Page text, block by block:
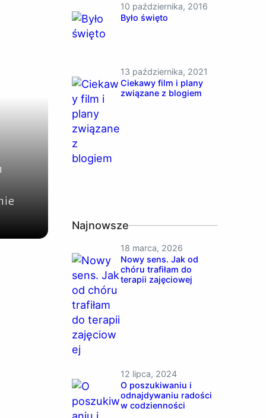
10 października, 2016
Było święto
13 października, 2021
Ciekawy film i plany
związane z blogiem
Najnowsze
18 marca, 2026
Nowy sens. Jak od
chóru trafiłam do
terapii zajęciowej
12 lipca, 2024
O poszukiwaniu i
odnajdywaniu radości
w codzienności